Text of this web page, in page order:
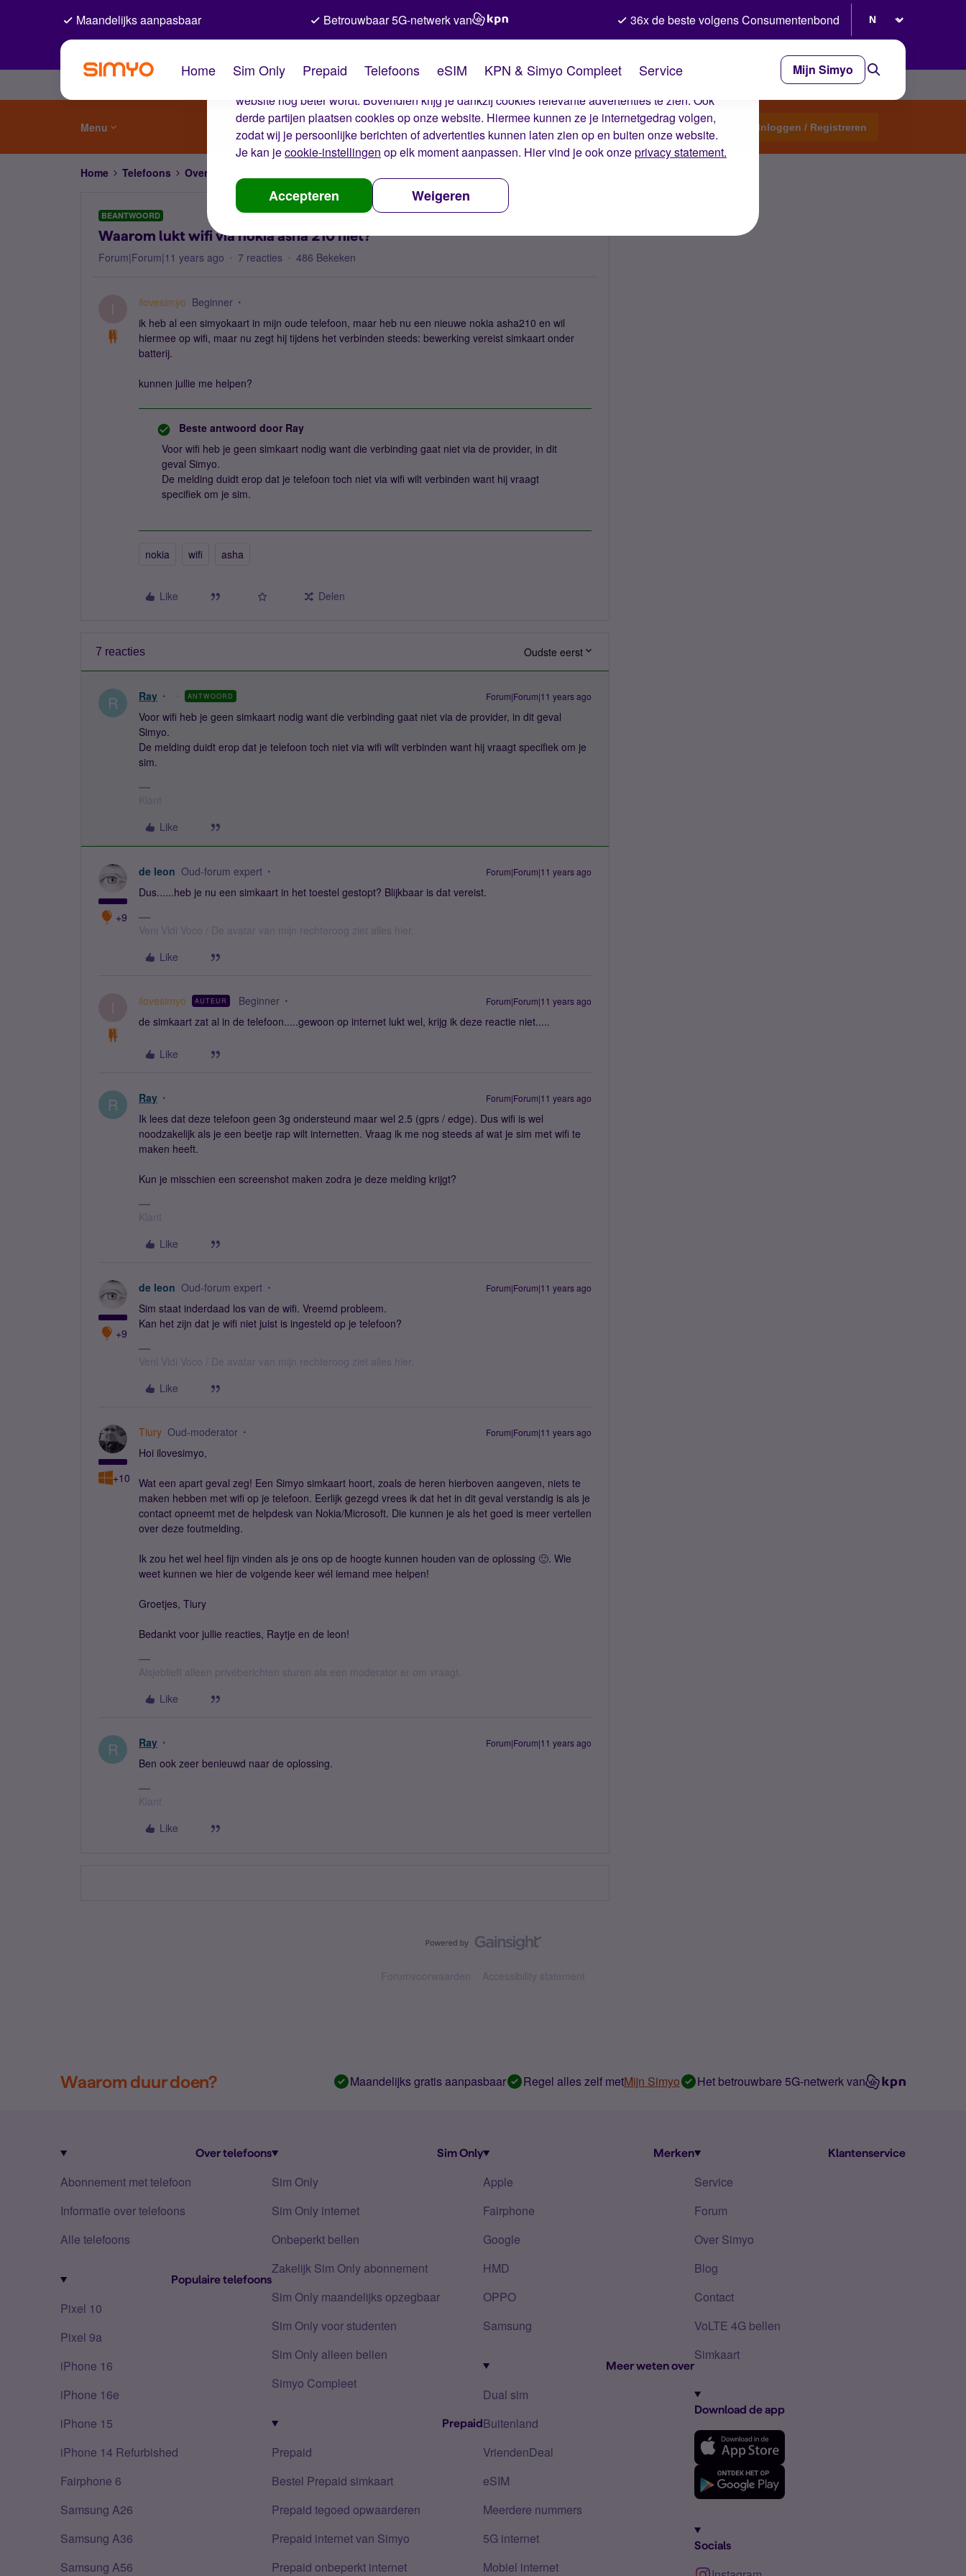
De cookies van Simyo
Wij gebruiken cookies op onze website. Met deze cookies zorgen wij ervoor dat je ervaring op de
website nog beter wordt. Bovendien krijg je dankzij cookies relevante advertenties te zien. Ook
derde partijen plaatsen cookies op onze website. Hiermee kunnen ze je internetgedrag volgen,
zodat wij je persoonlijke berichten of advertenties kunnen laten zien op en buiten onze website.
Je kan jecookie-instellingen op elk moment aanpassen. Hier vind je ook onzeprivacy statement.
Accepteren Weigeren
Maandelijks aanpasbaar Betrouwbaar 5G-netwerk van 36x de beste volgens Consumentenbond
Home Sim Only Prepaid Telefoons eSIM KPN & Simyo Compleet Service Mijn Simyo
Menu Start een topic Inloggen / Registreren
Home Telefoons Overige telefoons
BEANTWOORD
Waarom lukt wifi via nokia asha 210 niet?
Forum|Forum|11 years ago 7 reacties 486 Bekeken
ilovesimyo Beginner
ik heb al een simyokaart in mijn oude telefoon, maar heb nu een nieuwe nokia asha210 en wil
hiermee op wifi, maar nu zegt hij tijdens het verbinden steeds: bewerking vereist simkaart onder
batterij.
kunnen jullie me helpen?
Beste antwoord door Ray
Voor wifi heb je geen simkaart nodig want die verbinding gaat niet via de provider, in dit
geval Simyo.
De melding duidt erop dat je telefoon toch niet via wifi wilt verbinden want hij vraagt
specifiek om je sim.
nokia wifi asha
Like Delen
7 reacties Oudste eerst
R Ray ANTWOORD Forum|Forum|11 years ago
Voor wifi heb je geen simkaart nodig want die verbinding gaat niet via de provider, in dit geval
Simyo.
De melding duidt erop dat je telefoon toch niet via wifi wilt verbinden want hij vraagt specifiek om je
sim.
Like
+9
de leon Oud-forum expert Forum|Forum|11 years ago
Dus......heb je nu een simkaart in het toestel gestopt? Blijkbaar is dat vereist.
Veni Vidi Voco / De avatar van mijn rechteroog ziet alles hier.
Like
ilovesimyo AUTEUR Beginner Forum|Forum|11 years ago
de simkaart zat al in de telefoon.....gewoon op internet lukt wel, krijg ik deze reactie niet.....
Like
R Ray Forum|Forum|11 years ago
Ik lees dat deze telefoon geen 3g ondersteund maar wel 2.5 (gprs / edge). Dus wifi is wel
noodzakelijk als je een beetje rap wilt internetten. Vraag ik me nog steeds af wat je sim met wifi te
maken heeft.
Kun je misschien een screenshot maken zodra je deze melding krijgt?
Klant
Like
+9
de leon Oud-forum expert Forum|Forum|11 years ago
Sim staat inderdaad los van de wifi. Vreemd probleem.
Kan het zijn dat je wifi niet juist is ingesteld op je telefoon?
Veni Vidi Voco / De avatar van mijn rechteroog ziet alles hier.
Like
+10
Tiury Oud-moderator Forum|Forum|11 years ago
Hoi ilovesimyo,
Wat een apart geval zeg! Een Simyo simkaart hoort, zoals de heren hierboven aangeven, niets te
maken hebben met wifi op je telefoon. Eerlijk gezegd vrees ik dat het in dit geval verstandig is als je
contact opneemt met de helpdesk van Nokia/Microsoft. Die kunnen je als het goed is meer vertellen
over deze foutmelding.
Ik zou het wel heel fijn vinden als je ons op de hoogte kunnen houden van de oplossing 🙂. Wie
weet kunnen we hier de volgende keer wél iemand mee helpen!
Groetjes, Tiury
Bedankt voor jullie reacties, Raytje en de leon!
Alsjeblieft alleen privéberichten sturen als een moderator er om vraagt.
Like
R Ray Forum|Forum|11 years ago
Ben ook zeer benieuwd naar de oplossing.
Klant
Like
Forumvoorwaarden Accessibility statement
Waarom duur doen? Maandelijks gratis aanpasbaar Regel alles zelf metMijn Simyo Het betrouwbare 5G-netwerk van
Over telefoons
Abonnement met telefoon
Informatie over telefoons
Alle telefoons
Populaire telefoons
Pixel 10
Pixel 9a
iPhone 16
iPhone 16e
iPhone 15
iPhone 14 Refurbished
Fairphone 6
Samsung A26
Samsung A36
Samsung A56
Sim Only
Sim Only
Sim Only internet
Onbeperkt bellen
Zakelijk Sim Only abonnement
Sim Only maandelijks opzegbaar
Sim Only voor studenten
Sim Only alleen bellen
Simyo Compleet
Prepaid
Prepaid
Bestel Prepaid simkaart
Prepaid tegoed opwaarderen
Prepaid internet van Simyo
Prepaid onbeperkt internet
Merken
Apple
Fairphone
Google
HMD
OPPO
Samsung
Meer weten over
Dual sim
Buitenland
VriendenDeal
eSIM
Meerdere nummers
5G internet
Mobiel internet
Klantenservice
Service
Forum
Over Simyo
Blog
Contact
VoLTE 4G bellen
Simkaart
Download de app
Socials